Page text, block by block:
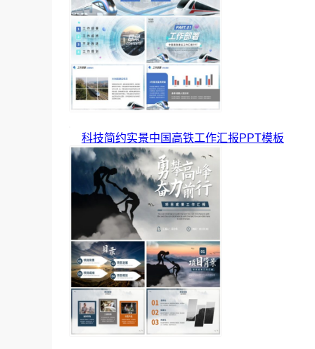
科技简约实景中国高铁工作汇报PPT模板